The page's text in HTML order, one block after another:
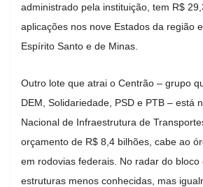
administrado pela instituição, tem R$
aplicações nos nove Estados da região
Espírito Santo e de Minas.
Outro lote que atrai o Centrão – grupo
DEM, Solidariedade, PSD e PTB – está
Nacional de Infraestrutura de
orçamento de R$ 8,4 bilhões, cabe ao
em rodovias federais. No radar do bloco
estruturas menos conhecidas, mas